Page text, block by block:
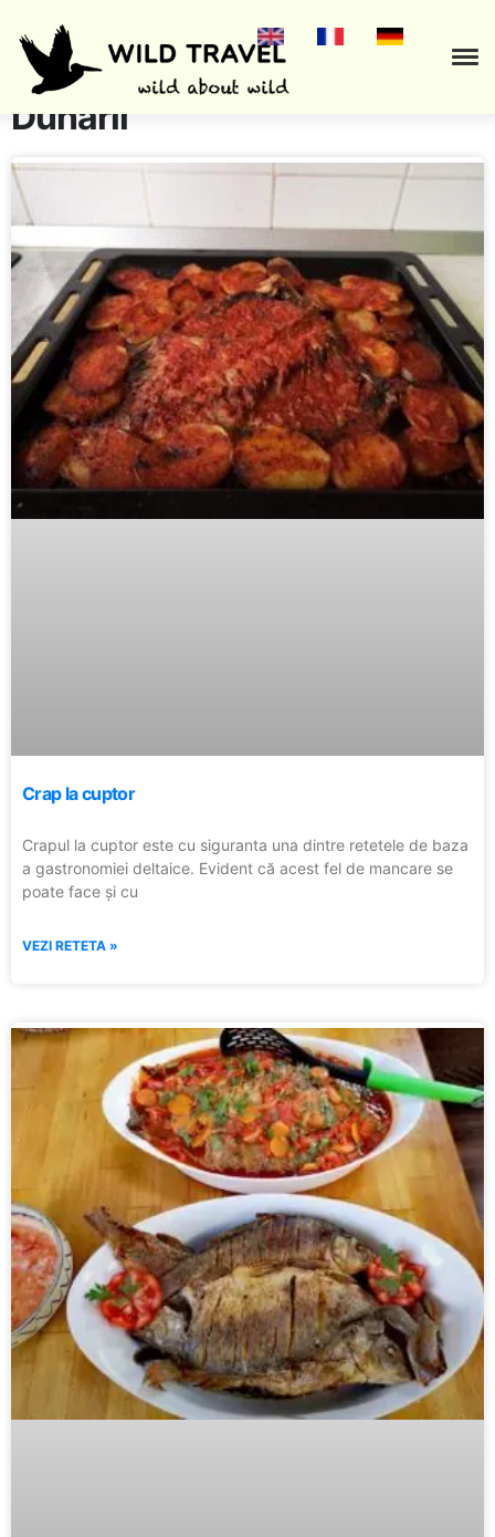
Rețete culinare din Delta
Dunării
Crap la cuptor
Crapul la cuptor este cu siguranta una dintre retetele de baza
a gastronomiei deltaice. Evident că acest fel de mancare se
poate face și cu
VEZI RETETA »